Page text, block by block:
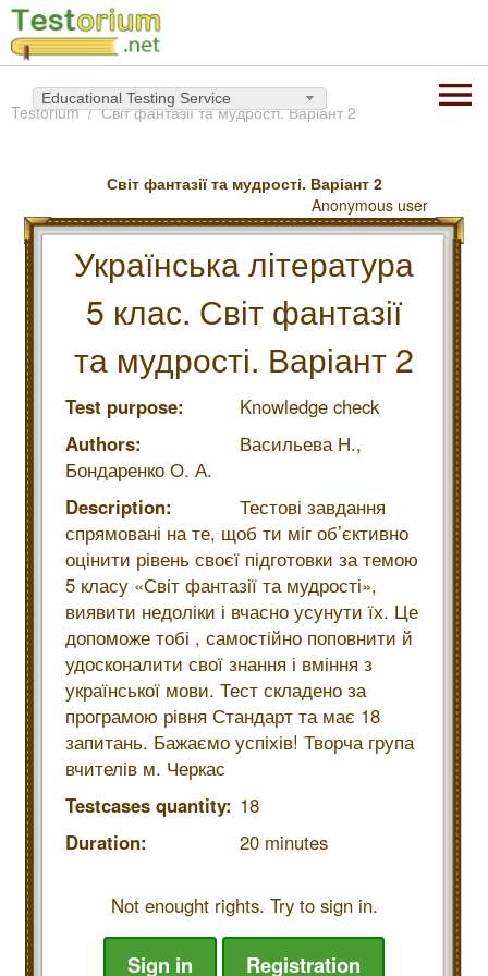
Educational Testing Service
Testorium Світ фантазії та мудрості. Варіант 2
Світ фантазії та мудрості. Варіант 2
Anonymous user
Українська література
5 клас. Світ фантазії
та мудрості. Варіант 2
Test purpose:
Knowledge check
Authors:
Васильева Н.,
Бондаренко О. А.
Description:
Тестові завдання
спрямовані на те, щоб ти міг об’єктивно
оцінити рівень своєї підготовки за темою
5 класу «Світ фантазії та мудрості»,
виявити недоліки і вчасно усунути їх. Це
допоможе тобі , самостійно поповнити й
удосконалити свої знання і вміння з
української мови. Тест складено за
програмою рівня Стандарт та має 18
запитань. Бажаємо успіхів! Творча група
вчителів м. Черкас
Testcases quantity: 18
Duration:
20 minutes
Not enought rights. Try to sign in.
Sign in Registration